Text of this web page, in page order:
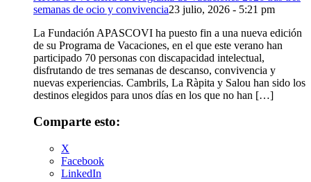
semanas de ocio y convivencia23 julio, 2026 - 5:21 pm
La Fundación APASCOVI ha puesto fin a una nueva edición
de su Programa de Vacaciones, en el que este verano han
participado 70 personas con discapacidad intelectual,
disfrutando de tres semanas de descanso, convivencia y
nuevas experiencias. Cambrils, La Ràpita y Salou han sido los
destinos elegidos para unos días en los que no han […]
Comparte esto:
X
Facebook
LinkedIn